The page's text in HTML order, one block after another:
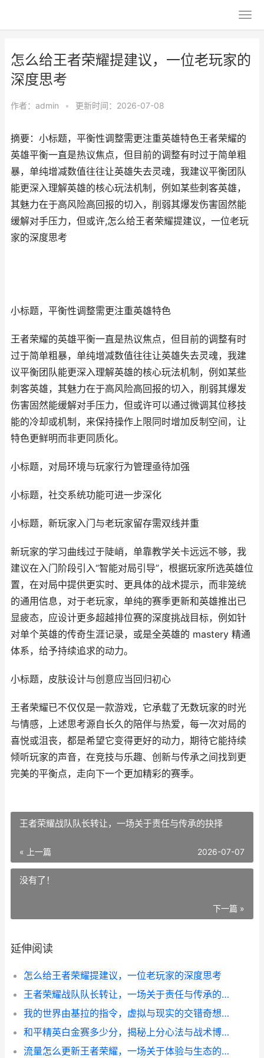
怎么给王者荣耀提建议，一位老玩家的
深度思考
作者： admin • 更新时间：2026-07-08
摘要：小标题，平衡性调整需更注重英雄特色王者荣耀的
英雄平衡一直是热议焦点，但目前的调整有时过于简单粗
暴，单纯增减数值往往让英雄失去灵魂，我建议平衡团队
能更深入理解英雄的核心玩法机制，例如某些刺客英雄，
其魅力在于高风险高回报的切入，削弱其爆发伤害固然能
缓解对手压力，但或许,怎么给王者荣耀提建议，一位老玩
家的深度思考
小标题，平衡性调整需更注重英雄特色
王者荣耀的英雄平衡一直是热议焦点，但目前的调整有时
过于简单粗暴，单纯增减数值往往让英雄失去灵魂，我建
议平衡团队能更深入理解英雄的核心玩法机制，例如某些
刺客英雄，其魅力在于高风险高回报的切入，削弱其爆发
伤害固然能缓解对手压力，但或许可以通过微调其位移技
能的冷却或机制，来保持操作上限同时增加反制空间，让
特色更鲜明而非更同质化。
小标题，对局环境与玩家行为管理亟待加强
小标题，社交系统功能可进一步深化
小标题，新玩家入门与老玩家留存需双线并重
新玩家的学习曲线过于陡峭，单靠教学关卡远远不够，我
建议在入门阶段引入“智能对局引导”，根据玩家所选英雄位
置，在对局中提供更实时、更具体的战术提示，而非笼统
的通用信息，对于老玩家，单纯的赛季更新和英雄推出已
显疲态，应设计更多超越排位赛的深度挑战目标，例如针
对单个英雄的传奇生涯记录，或是全英雄的 mastery 精通
体系，给予持续追求的动力。
小标题，皮肤设计与创意应当回归初心
王者荣耀已不仅仅是一款游戏，它承载了无数玩家的时光
与情感，上述思考源自长久的陪伴与热爱，每一次对局的
喜悦或沮丧，都是希望它变得更好的动力，期待它能持续
倾听玩家的声音，在竞技与乐趣、创新与传承之间找到更
完美的平衡点，走向下一个更加精彩的赛季。
王者荣耀战队队长转让，一场关于责任与传承的抉择
« 上一篇 2026-07-07
没有了！
下一篇 »
延伸阅读
怎么给王者荣耀提建议，一位老玩家的深度思考
王者荣耀战队队长转让，一场关于责任与传承的抉择
我的世界由基拉的指令，虚拟与现实的交错奇想，副标题，一段代码编织的像素史诗
和平精英白金赛多少分，揭秘上分心法与战术博弈
流量怎么更新王者荣耀，一场关于体验与生态的深度思考